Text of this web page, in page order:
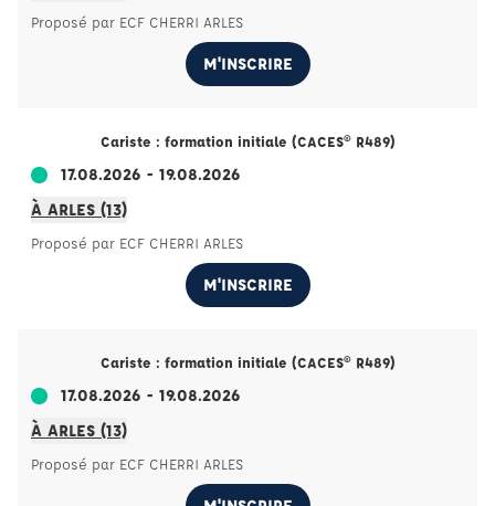
Proposé par ECF CHERRI ARLES
M'INSCRIRE
Cariste : formation initiale (CACES® R489)
17.08.2026 - 19.08.2026
À ARLES (13)
Proposé par ECF CHERRI ARLES
M'INSCRIRE
Cariste : formation initiale (CACES® R489)
17.08.2026 - 19.08.2026
À ARLES (13)
Proposé par ECF CHERRI ARLES